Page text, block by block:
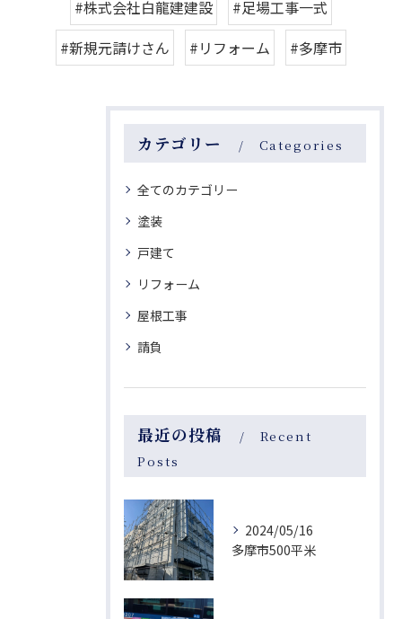
#株式会社白龍建建設
#足場工事一式
#新規元請けさん
#リフォーム #多摩市
カテゴリー Categories
全てのカテゴリー
塗装
戸建て
リフォーム
屋根工事
請負
最近の投稿
Recent
Posts
2024/05/16
多摩市500平米